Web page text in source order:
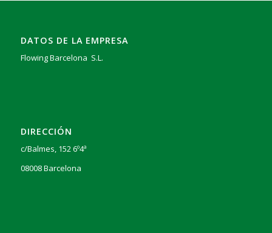
DATOS DE LA EMPRESA
Flowing Barcelona S.L.
DIRECCIÓN
c/Balmes, 152 6º4ª
08008 Barcelona